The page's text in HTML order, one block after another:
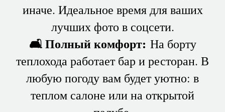
иначе. Идеальное время для ваших
лучших фото в соцсети.
🛋 Полный комфорт: На борту
теплохода работает бар и ресторан. В
любую погоду вам будет уютно: в
теплом салоне или на открытой